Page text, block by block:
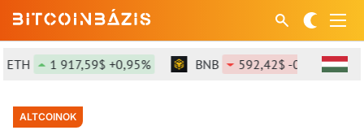
1 917,59$ +0,95% BNB 592,42$ -0,27%
ALTCOINOK